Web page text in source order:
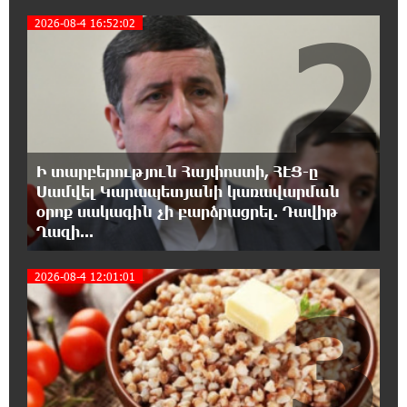
17:36:59 8-08-2026
Ադրբեջանցիների բնակեցումը
Հայաստանում լուրջ վտանգներ է
պարունակում. Ավետիք Չալաբյան
17:28:45 8-08-2026
«Հայաքվե»-ի հայտարարությունից հետո
WCC-ն արձագանքել է Հայ Եկեղեցու շուրջ
ստեղծված իրավիճակին
16:58:38 8-08-2026
IDBank-ը զգուշացնում է հյուրանոցների
ամրագրման հետ կապված զեղծարարությունների մասին
16:29:54 8-08-2026
Մհեր Անանյանն ընդգրկվել է Յունիբանկի
Վարչության կազմում
2026-08-4 16:52:02
Ի տարբերություն Հայփոստի, ՀԷՑ-ը
Սամվել Կարապետյանի կառավարման
օրոք սակագին չի բարձրացրել. Դավիթ
Ղազի...
2
2026-08-4 12:01:01
3